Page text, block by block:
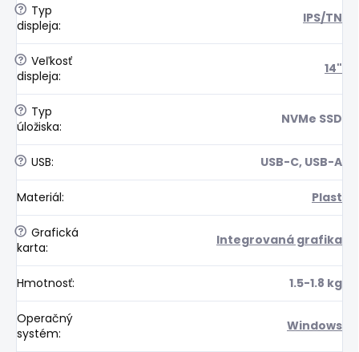
? Typ
displeja: IPS/TN
? Veľkosť
displeja: 14"
? Typ
úložiska: NVMe SSD
? USB: USB-C, USB-A
Materiál: Plast
? Grafická
karta: Integrovaná grafika
Hmotnosť: 1.5-1.8 kg
Operačný
systém: Windows